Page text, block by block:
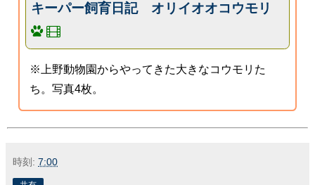
キーパー飼育日記 オリイオオコウモリ
※上野動物園からやってきた大きなコウモリた
ち。写真4枚。
時刻: 7:00